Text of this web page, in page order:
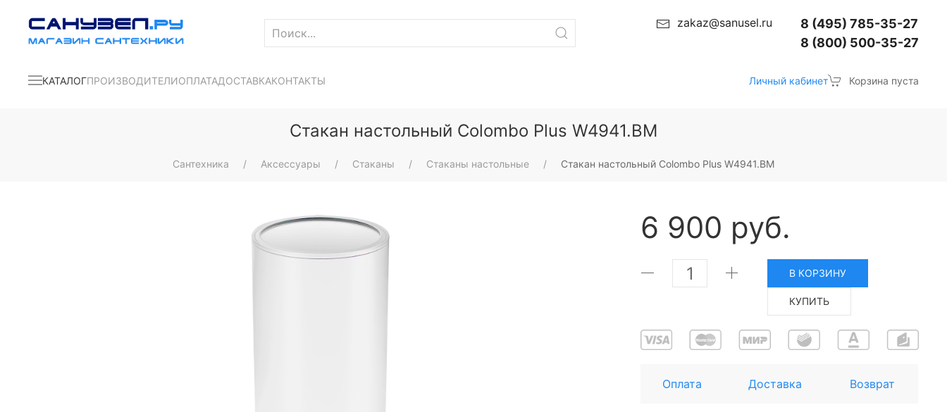
zakaz@sanusel.ru
8 (495) 785-35-27
8 (800) 500-35-27
КАТАЛОГПРОИЗВОДИТЕЛИОПЛАТАДОСТАВКАКОНТАКТЫ Личный кабинет Корзина пуста
Стакан настольный Colombo Plus W4941.BM
Сантехника Аксессуары Стаканы Стаканы настольные Стакан настольный Colombo Plus W4941.BM
6 900 руб.
В КОРЗИНУ
КУПИТЬ
Оплата Доставка Возврат